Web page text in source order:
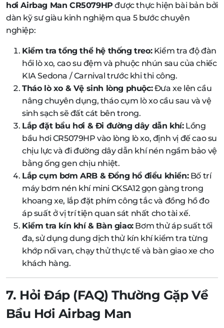
hơi Airbag Man CR5079HP được thực hiện bài bản bởi
dàn kỹ sư giàu kinh nghiệm qua 5 bước chuyên
nghiệp:
Kiểm tra tổng thể hệ thống treo:Kiểm tra độ đàn
hồi lò xo, cao su đệm và phuộc nhún sau của chiếc
KIA Sedona / Carnival trước khi thi công.
Tháo lò xo & Vệ sinh lòng phuộc:Đưa xe lên cầu
nâng chuyên dụng, tháo cụm lò xo cầu sau và vệ
sinh sạch sẽ đất cát bên trong.
Lắp đặt bầu hơi & Đi đường dây dẫn khí:Lồng
bầu hơi CR5079HP vào lòng lò xo, định vị đế cao su
chịu lực và đi đường dây dẫn khí nén ngầm bảo vệ
bằng ống gen chịu nhiệt.
Lắp cụm bơm ARB & Đồng hồ điều khiển:Bố trí
máy bơm nén khí mini CKSA12 gọn gàng trong
khoang xe, lắp đặt phím công tắc và đồng hồ đo
áp suất ở vị trí tiện quan sát nhất cho tài xế.
Kiểm tra kín khí & Bàn giao:Bơm thử áp suất tối
đa, sử dụng dung dịch thử kín khí kiểm tra từng
khớp nối van, chạy thử thực tế và bàn giao xe cho
khách hàng.
7. Hỏi Đáp (FAQ) Thường Gặp Về
Bầu Hơi Airbag Man